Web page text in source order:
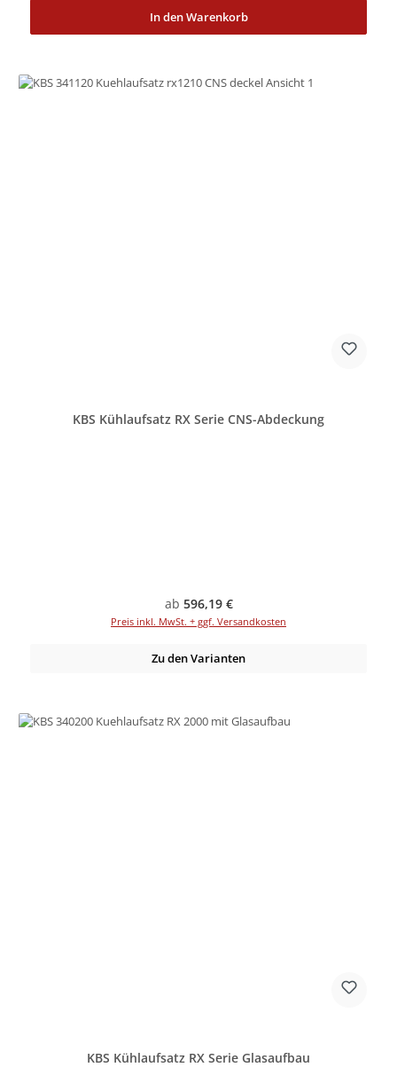
In den Warenkorb
KBS Kühlaufsatz RX Serie CNS-Abdeckung
Regulärer Preis:
ab 596,19 €
Preis inkl. MwSt. + ggf. Versandkosten
Zu den Varianten
KBS Kühlaufsatz RX Serie Glasaufbau